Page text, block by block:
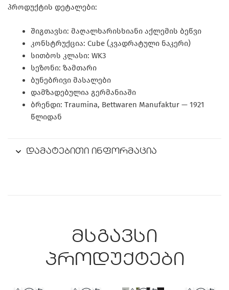
პროდუქტის დეტალები:
შიგთავსი: მაღალხარისხიანი აქლემის ბეწვი
კონსტრუქცია: Cube (კვადრატული ნაკერი)
სითბოს კლასი: WK3
სეზონი: ზამთარი
ბუნებრივი მასალები
დამზადებულია გერმანიაში
ბრენდი: Traumina, Bettwaren Manufaktur — 1921
წლიდან
დამატებითი ინფორმაცია
მსგავსი
პროდუქტები